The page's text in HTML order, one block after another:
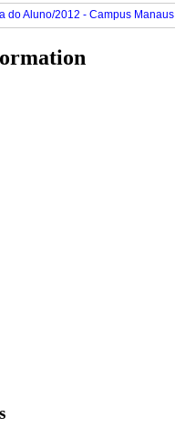
do Aluno/2012 - Campus Manaus